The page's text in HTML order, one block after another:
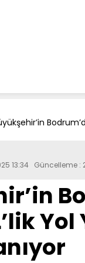
13:34 Güncelleme :
Yol